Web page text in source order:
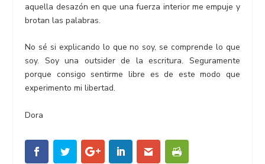
aquella desazón en que una fuerza interior me empuje y
brotan las palabras.
No sé si explicando lo que no soy, se comprende lo que
soy. Soy una outsider de la escritura. Seguramente
porque consigo sentirme libre es de este modo que
experimento mi libertad.
Dora